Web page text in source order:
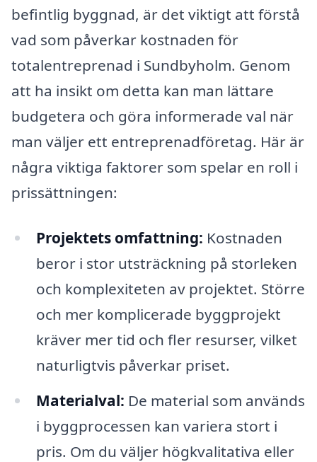
befintlig byggnad, är det viktigt att förstå
vad som påverkar kostnaden för
totalentreprenad i Sundbyholm. Genom
att ha insikt om detta kan man lättare
budgetera och göra informerade val när
man väljer ett entreprenadföretag. Här är
några viktiga faktorer som spelar en roll i
prissättningen:
Projektets omfattning: Kostnaden
beror i stor utsträckning på storleken
och komplexiteten av projektet. Större
och mer komplicerade byggprojekt
kräver mer tid och fler resurser, vilket
naturligtvis påverkar priset.
Materialval: De material som används
i byggprocessen kan variera stort i
pris. Om du väljer högkvalitativa eller